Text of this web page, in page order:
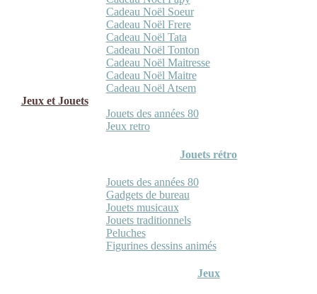
Cadeau Noël Soeur
Cadeau Noël Frere
Cadeau Noël Tata
Cadeau Noël Tonton
Cadeau Noël Maitresse
Cadeau Noël Maitre
Cadeau Noël Atsem
Jeux et Jouets
Jouets des années 80
Jeux retro
Jouets rétro
Jouets des années 80
Gadgets de bureau
Jouets musicaux
Jouets traditionnels
Peluches
Figurines dessins animés
Jeux